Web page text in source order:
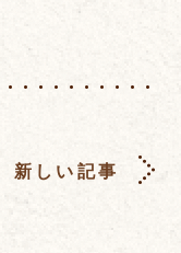
新しい記事